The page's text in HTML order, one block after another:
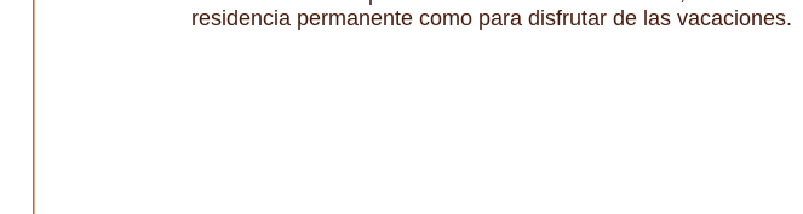
residencia permanente como para disfrutar de las vacaciones.